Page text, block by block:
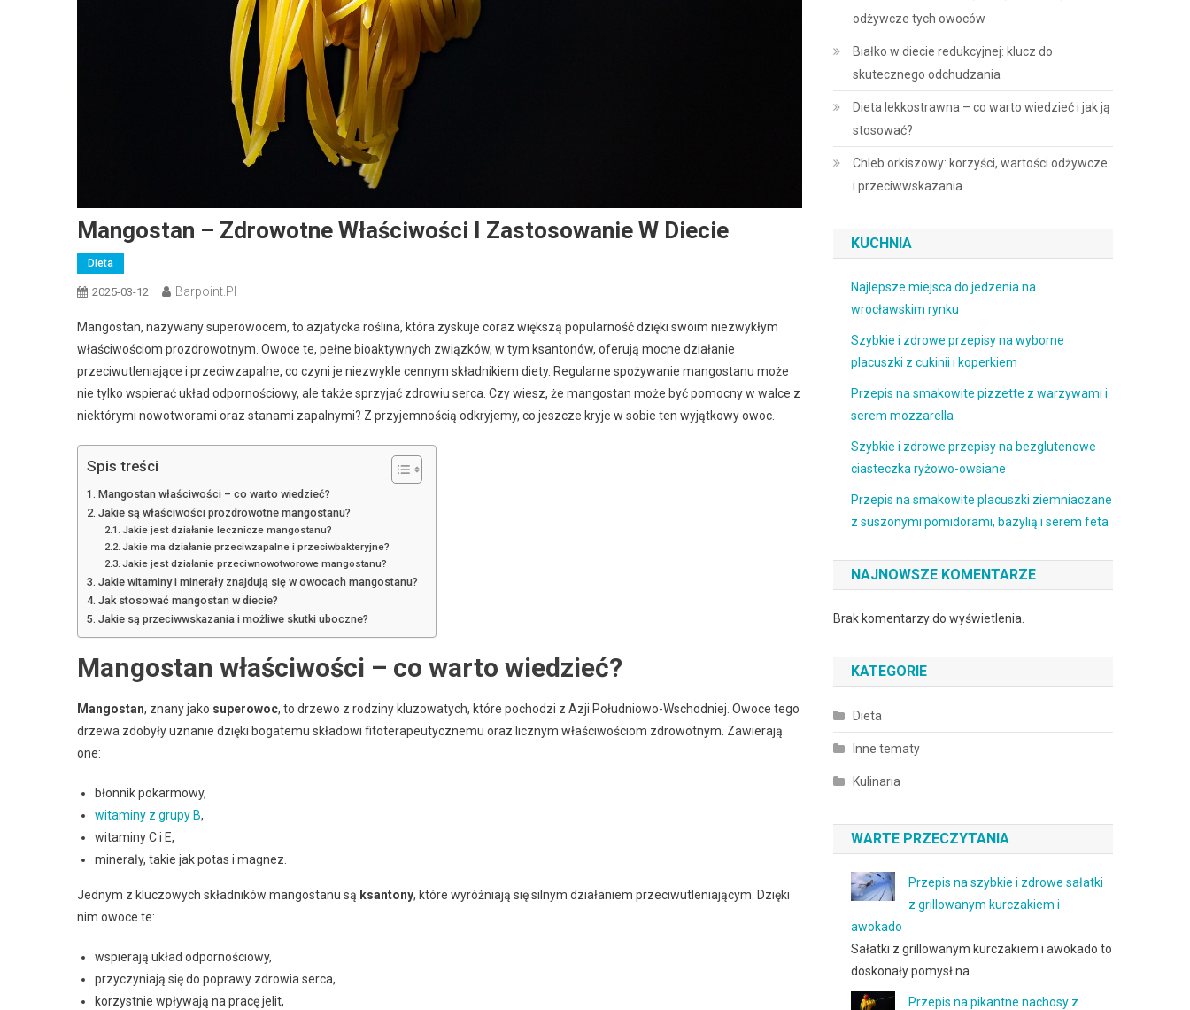
Mangostan – Zdrowotne Właściwości I Zastosowanie W Diecie
Dieta
2025-03-12 Barpoint.pl
Mangostan, nazywany superowocem, to azjatycka roślina, która zyskuje coraz większą popularność dzięki swoim niezwykłym
właściwościom prozdrowotnym. Owoce te, pełne bioaktywnych związków, w tym ksantonów, oferują mocne działanie
przeciwutleniające i przeciwzapalne, co czyni je niezwykle cennym składnikiem diety. Regularne spożywanie mangostanu może
nie tylko wspierać układ odpornościowy, ale także sprzyjać zdrowiu serca. Czy wiesz, że mangostan może być pomocny w walce z
niektórymi nowotworami oraz stanami zapalnymi? Z przyjemnością odkryjemy, co jeszcze kryje w sobie ten wyjątkowy owoc.
Spis treści
Mangostan właściwości – co warto wiedzieć?
Jakie są właściwości prozdrowotne mangostanu?
Jakie jest działanie lecznicze mangostanu?
Jakie ma działanie przeciwzapalne i przeciwbakteryjne?
Jakie jest działanie przeciwnowotworowe mangostanu?
Jakie witaminy i minerały znajdują się w owocach mangostanu?
Jak stosować mangostan w diecie?
Jakie są przeciwwskazania i możliwe skutki uboczne?
Mangostan właściwości – co warto wiedzieć?
Mangostan, znany jako superowoc, to drzewo z rodziny kluzowatych, które pochodzi z Azji Południowo-Wschodniej. Owoce tego
drzewa zdobyły uznanie dzięki bogatemu składowi fitoterapeutycznemu oraz licznym właściwościom zdrowotnym. Zawierają
one:
błonnik pokarmowy,
witaminy z grupy B,
witaminy C i E,
minerały, takie jak potas i magnez.
Jednym z kluczowych składników mangostanu są ksantony, które wyróżniają się silnym działaniem przeciwutleniającym. Dzięki
nim owoce te:
wspierają układ odpornościowy,
przyczyniają się do poprawy zdrowia serca,
korzystnie wpływają na pracę jelit,
odżywcze tych owoców
Białko w diecie redukcyjnej: klucz do
skutecznego odchudzania
Dieta lekkostrawna – co warto wiedzieć i jak ją
stosować?
Chleb orkiszowy: korzyści, wartości odżywcze
i przeciwwskazania
KUCHNIA
Najlepsze miejsca do jedzenia na
wrocławskim rynku
Szybkie i zdrowe przepisy na wyborne
placuszki z cukinii i koperkiem
Przepis na smakowite pizzette z warzywami i
serem mozzarella
Szybkie i zdrowe przepisy na bezglutenowe
ciasteczka ryżowo-owsiane
Przepis na smakowite placuszki ziemniaczane
z suszonymi pomidorami, bazylią i serem feta
NAJNOWSZE KOMENTARZE
Brak komentarzy do wyświetlenia.
KATEGORIE
Dieta
Inne tematy
Kulinaria
WARTE PRZECZYTANIA
Przepis na szybkie i zdrowe sałatki
z grillowanym kurczakiem i
awokado
Sałatki z grillowanym kurczakiem i awokado to
doskonały pomysł na …
Przepis na pikantne nachosy z